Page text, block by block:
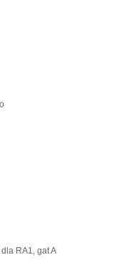
RA1, gat A